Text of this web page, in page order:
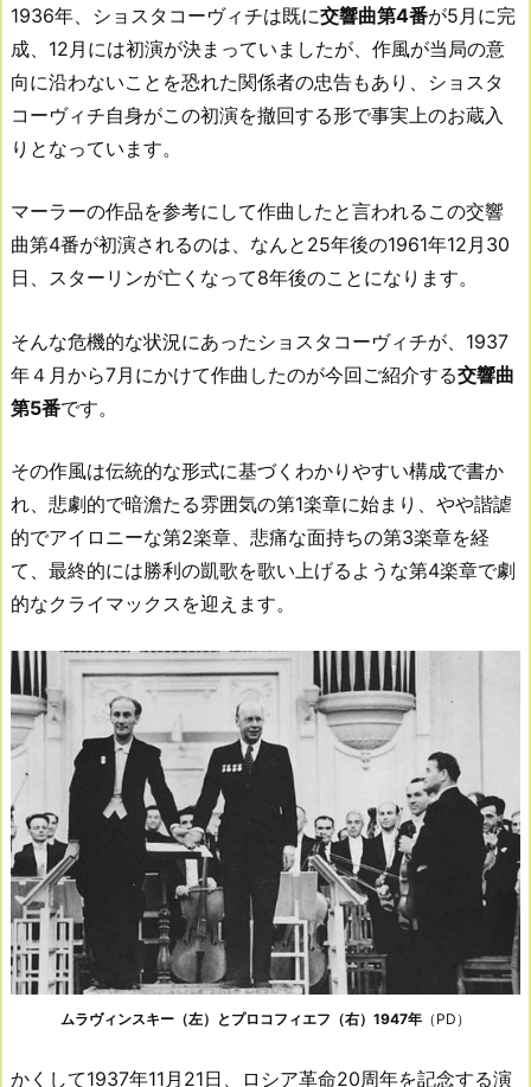
1936年、ショスタコーヴィチは既に交響曲第4番が5月に完
成、12月には初演が決まっていましたが、作風が当局の意
向に沿わないことを恐れた関係者の忠告もあり、ショスタ
コーヴィチ自身がこの初演を撤回する形で事実上のお蔵入
りとなっています。
マーラーの作品を参考にして作曲したと言われるこの交響
曲第4番が初演されるのは、なんと25年後の1961年12月30
日、スターリンが亡くなって8年後のことになります。
そんな危機的な状況にあったショスタコーヴィチが、1937
年４月から7月にかけて作曲したのが今回ご紹介する交響曲
第5番です。
その作風は伝統的な形式に基づくわかりやすい構成で書か
れ、悲劇的で暗澹たる雰囲気の第1楽章に始まり、やや諧謔
的でアイロニーな第2楽章、悲痛な面持ちの第3楽章を経
て、最終的には勝利の凱歌を歌い上げるような第4楽章で劇
的なクライマックスを迎えます。
ムラヴィンスキー（左）とプロコフィエフ（右）1947年 （PD）
かくして1937年11月21日、ロシア革命20周年を記念する演